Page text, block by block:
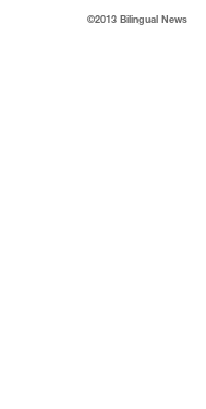
©2013 Bilingual News